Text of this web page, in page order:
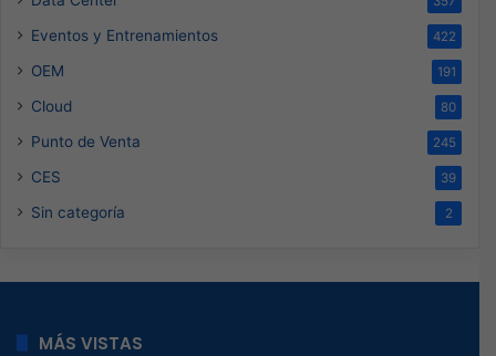
Eventos y Entrenamientos 422
OEM 191
Cloud 80
Punto de Venta 245
CES 39
Sin categoría 2
MÁS VISTAS